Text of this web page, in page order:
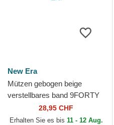
New Era
Mützen gebogen beige
verstellbares band 9FORTY
League Essential der Los
Angeles Dodgers MLB von...
28,95 CHF
Erhalten Sie es bis 11 - 12 Aug.